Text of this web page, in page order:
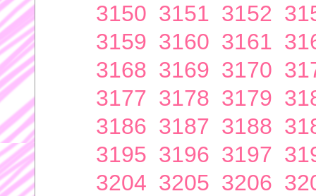
3150 3151 3152
3159 3160 3161
3168 3169 3170
3177 3178 3179
3186 3187 3188
3195 3196 3197
3204 3205 3206